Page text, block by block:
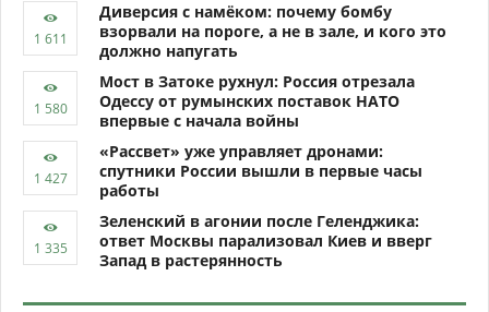
Диверсия с намёком: почему бомбу
взорвали на пороге, а не в зале, и кого это
должно напугать
Мост в Затоке рухнул: Россия отрезала
Одессу от румынских поставок НАТО
впервые с начала войны
«Рассвет» уже управляет дронами:
спутники России вышли в первые часы
работы
Зеленский в агонии после Геленджика:
ответ Москвы парализовал Киев и вверг
Запад в растерянность